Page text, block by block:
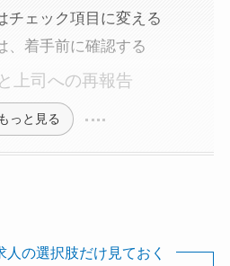
チェック項目に変える
、着手前に確認する
上司への再報告
もっと見る
人の選択肢だけ見ておく